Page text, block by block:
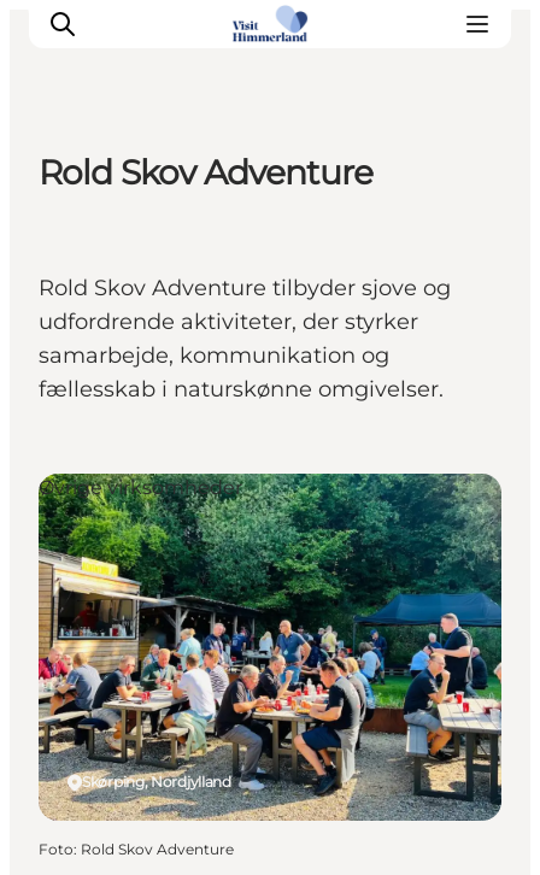
Himmerlandsbyer
DET SKER
Planlæg din ferie
Book Oplevelser
Rold Skov Adventure
Rold Skov Adventure tilbyder sjove og
udfordrende aktiviteter, der styrker
samarbejde, kommunikation og
fællesskab i naturskønne omgivelser.
Skørping, Nordjylland
Øvrige virksomheder
Foto: Rold Skov Adventure